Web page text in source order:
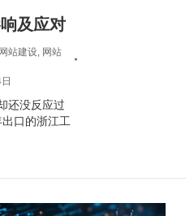
及应对
网站建设, 网站
还没反应过
口的浙江工